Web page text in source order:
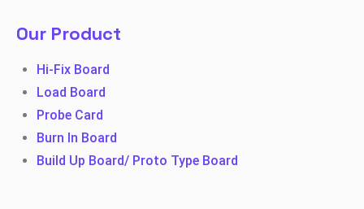
Our Product
Hi-Fix Board
Load Board
Probe Card
Burn In Board
Build Up Board/ Proto Type Board